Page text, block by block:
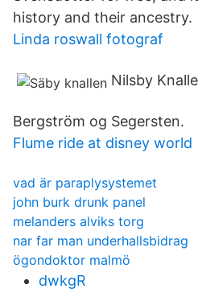
history and their ancestry.
Linda roswall fotograf
Nilsby
Bergström og Segersten.
Flume ride at disney world
vad är paraplysystemet
john burk drunk panel
melanders alviks torg
nar far man underhallsbidrag
ögondoktor malmö
dwkgR